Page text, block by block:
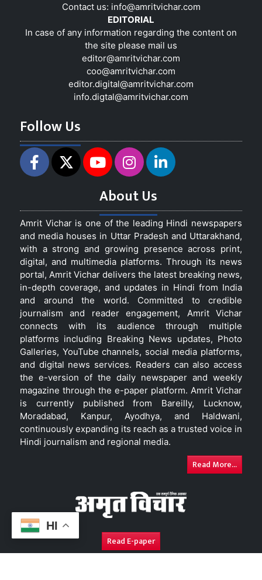
HI
Contact us: info@amritvichar.com
EDITORIAL
In case of any information regarding the content on
the site please mail us
editor@amritvichar.com
coo@amritvichar.com
editor.digital@amritvichar.com
info.digtal@amritvichar.com
Follow Us
About Us
Amrit Vichar is one of the leading Hindi newspapers
and media houses in Uttar Pradesh and Uttarakhand,
with a strong and growing presence across print,
digital, and multimedia platforms. Through its news
portal, Amrit Vichar delivers the latest breaking news,
in-depth coverage, and updates in Hindi from India
and around the world. Committed to credible
journalism and reader engagement, Amrit Vichar
connects with its audience through multiple
platforms including Breaking News updates, Photo
Galleries, YouTube channels, social media platforms,
and digital news services. Readers can also access
the e-version of the daily newspaper and weekly
magazine through the e-paper platform. Amrit Vichar
is currently published from Bareilly, Lucknow,
Moradabad, Kanpur, Ayodhya, and Haldwani,
continuously expanding its reach as a trusted voice in
Hindi journalism and regional media.
Read More...
Read E-paper